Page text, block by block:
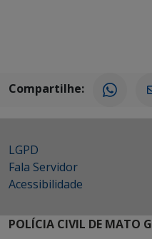
Compartilhe:
LGPD
Fala Servidor
Acessibilidade
POLÍCIA CIVIL DE MATO